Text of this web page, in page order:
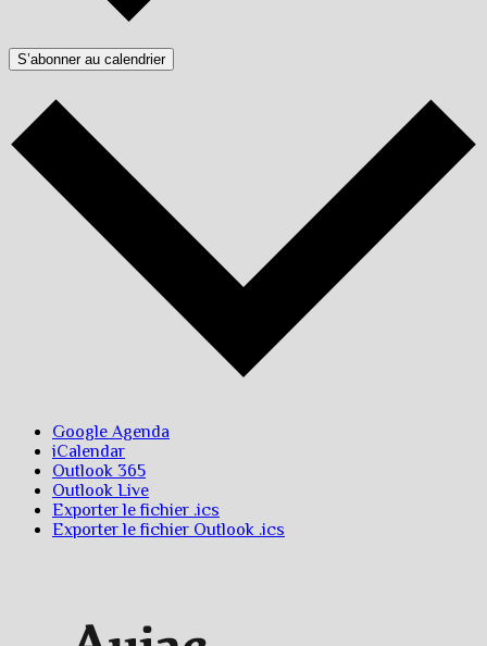
S’abonner au calendrier
Google Agenda
iCalendar
Outlook 365
Outlook Live
Exporter le fichier .ics
Exporter le fichier Outlook .ics